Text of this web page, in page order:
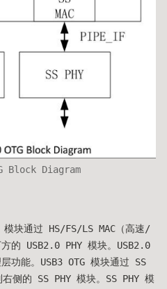
Block Diagram
模块通过 HS/FS/LS MAC（高速/
的 USB2.0 PHY 模块。USB2.0
功能。USB3 OTG 模块通过 SS
右侧的 SS PHY 模块。SS PHY 模